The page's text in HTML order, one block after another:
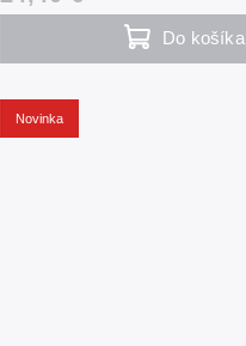
Do košíka
Novinka